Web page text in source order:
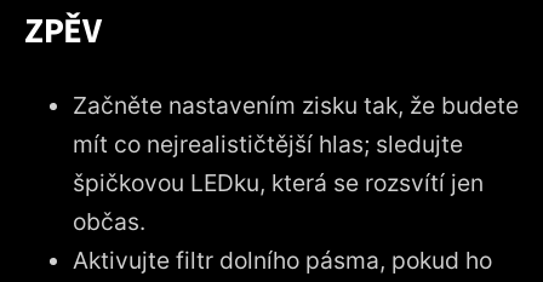
ZPĚV
Začněte nastavením zisku tak, že budete
mít co nejrealističtější hlas; sledujte
špičkovou LEDku, která se rozsvítí jen
občas.
Aktivujte filtr dolního pásma, pokud ho